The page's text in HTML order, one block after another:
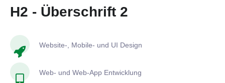
H2 - Überschrift 2
Website-, Mobile- und UI Design
Web- und Web-App Entwicklung